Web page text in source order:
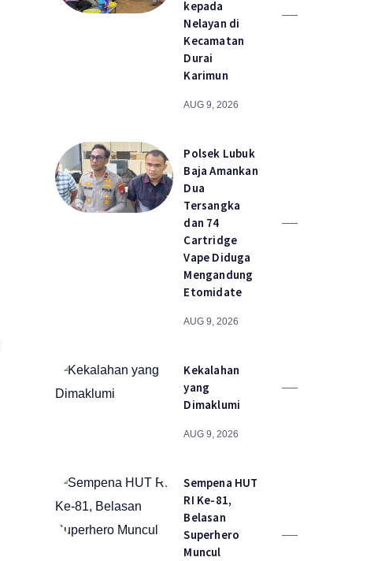
kepada
Nelayan di
Kecamatan
Durai
Karimun
AUG 9, 2026
Polsek Lubuk
Baja Amankan
Dua
Tersangka
dan 74
Cartridge
Vape Diduga
Mengandung
Etomidate
AUG 9, 2026
Kekalahan
yang
Dimaklumi
AUG 9, 2026
Sempena HUT
RI Ke-81,
Belasan
Superhero
Muncul